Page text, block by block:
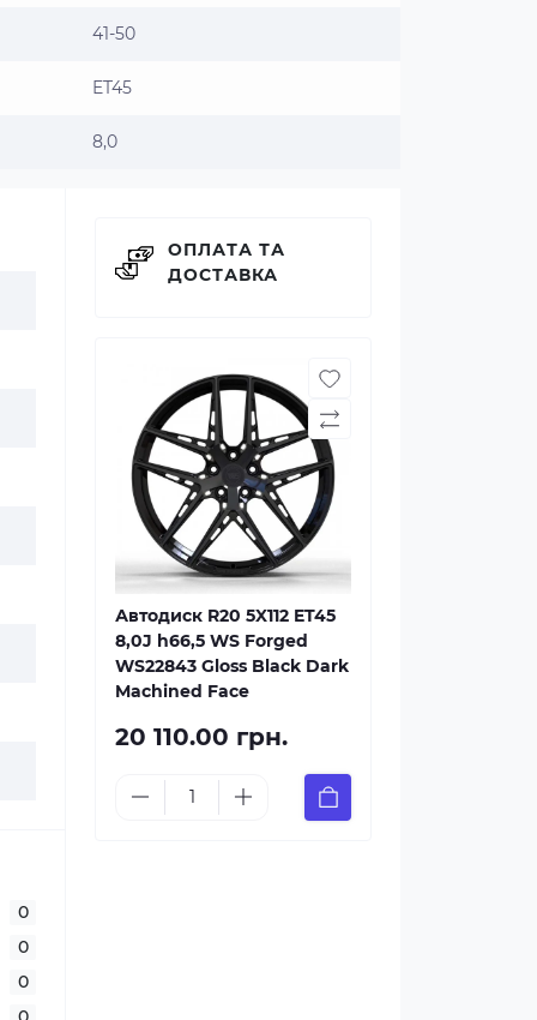
41-50
ET45
8,0
0
0
0
ОПЛАТА ТА
ДОСТАВКА
Автодиск R20 5X112 ET45
8,0J h66,5 WS Forged
WS22843 Gloss Black Dark
Machined Face
20 110.00 грн.